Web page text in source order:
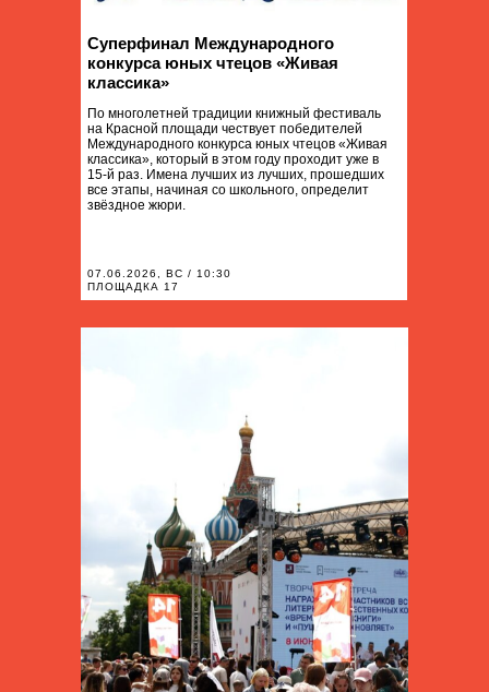
Суперфинал Международного
конкурса юных чтецов «Живая
классика»
По многолетней традиции книжный фестиваль
на Красной площади чествует победителей
Международного конкурса юных чтецов «Живая
классика», который в этом году проходит уже в
15-й раз. Имена лучших из лучших, прошедших
все этапы, начиная со школьного, определит
звёздное жюри.
07.06.2026, ВС / 10:30
ПЛОЩАДКА 17